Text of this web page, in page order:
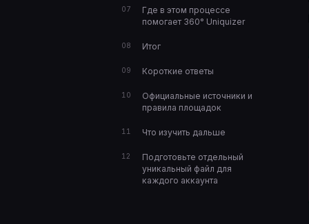
Где в этом процессе
помогает 360° Uniquizer
Итог
Короткие ответы
Официальные источники и
правила площадок
Что изучить дальше
Подготовьте отдельный
уникальный файл для
каждого аккаунта